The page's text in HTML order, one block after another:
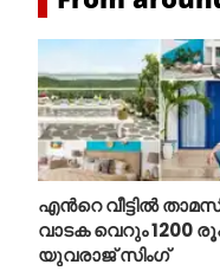
എന്‍റെ വീട്ടില്‍
വാടക വെറും 1200
യുവരാജ് സിംഗ്